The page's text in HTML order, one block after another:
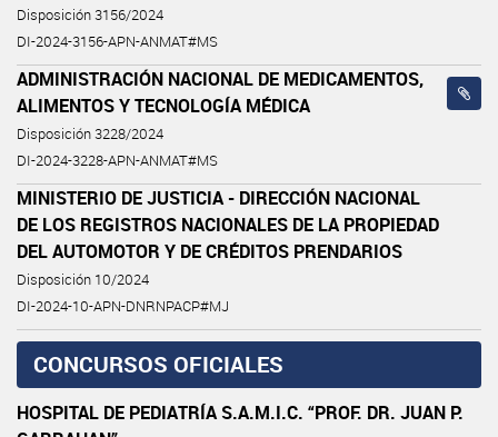
Disposición 3156/2024
DI-2024-3156-APN-ANMAT#MS
ADMINISTRACIÓN NACIONAL DE MEDICAMENTOS,
ALIMENTOS Y TECNOLOGÍA MÉDICA
Disposición 3228/2024
DI-2024-3228-APN-ANMAT#MS
MINISTERIO DE JUSTICIA - DIRECCIÓN NACIONAL
DE LOS REGISTROS NACIONALES DE LA PROPIEDAD
DEL AUTOMOTOR Y DE CRÉDITOS PRENDARIOS
Disposición 10/2024
DI-2024-10-APN-DNRNPACP#MJ
CONCURSOS OFICIALES
HOSPITAL DE PEDIATRÍA S.A.M.I.C. “PROF. DR. JUAN P.